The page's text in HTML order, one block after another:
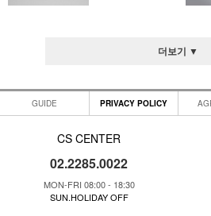
더보기 ▼
GUIDE PRIVACY POLICY
CS CENTER
02.2285.0022
MON-FRI 08:00 - 18:30
SUN.HOLIDAY OFF